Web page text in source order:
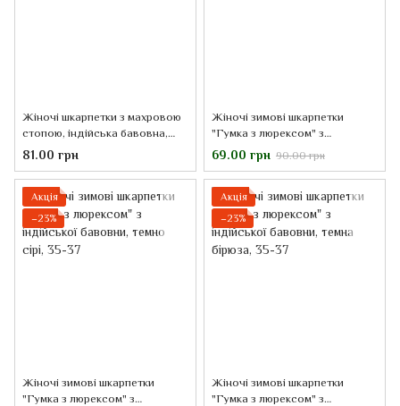
Жіночі шкарпетки з махровою
стопою, індійська бавовна,
т.сині меланж в крапку
81.00 грн
Жіночі зимові шкарпетки
"Гумка з люрексом" з
індійської бавовни, темно сині,
69.00 грн 90.00 грн
Акція
−23%
Жіночі зимові шкарпетки
"Гумка з люрексом" з
Акція
−23%
Жіночі зимові шкарпетки
"Гумка з люрексом" з